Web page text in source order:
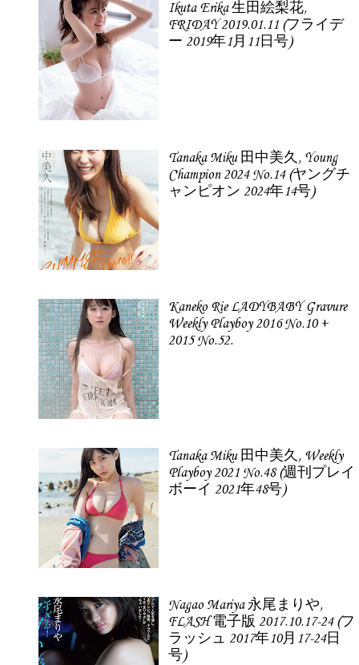
Ikuta Erika 生田絵梨花,
FRIDAY 2019.01.11 (フライデ
ー 2019年1月11日号)
Tanaka Miku 田中美久, Young
Champion 2024 No.14 (ヤングチ
ャンピオン 2024年14号)
Kaneko Rie LADYBABY Gravure
Weekly Playboy 2016 No.10 +
2015 No.52.
Tanaka Miku 田中美久, Weekly
Playboy 2021 No.48 (週刊プレイ
ボーイ 2021年48号)
Nagao Mariya 永尾まりや,
FLASH 電子版 2017.10.17-24 (フ
ラッシュ 2017年10月17-24日
号)